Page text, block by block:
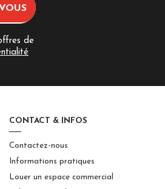
de
CONTACT & INFOS
Contactez-nous
Informations pratiques
Louer un espace commercial